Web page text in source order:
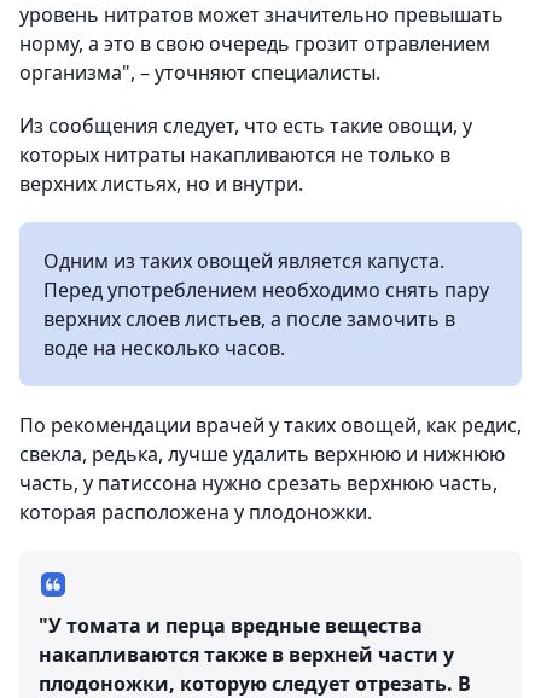
уровень нитратов может значительно превышать
норму, а это в свою очередь грозит отравлением
организма", – уточняют специалисты.
Из сообщения следует, что есть такие овощи, у
которых нитраты накапливаются не только в
верхних листьях, но и внутри.
Одним из таких овощей является капуста.
Перед употреблением необходимо снять пару
верхних слоев листьев, а после замочить в
воде на несколько часов.
По рекомендации врачей у таких овощей, как редис,
свекла, редька, лучше удалить верхнюю и нижнюю
часть, у патиссона нужно срезать верхнюю часть,
которая расположена у плодоножки.
"У томата и перца вредные вещества
накапливаются также в верхней части у
плодоножки, которую следует отрезать. В